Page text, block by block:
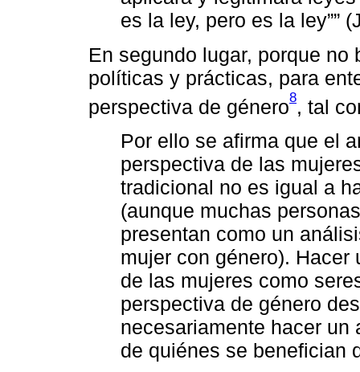
es la ley, pero es la ley””
En segundo lugar, porque no
políticas y prácticas, para
perspectiva de género8, tal
Por ello se afirma que el
perspectiva de las
tradicional no es igual a
(aunque muchas
presentan como un
mujer con género).
de las mujeres como
perspectiva de género
necesariamente hacer
de quiénes se benefician